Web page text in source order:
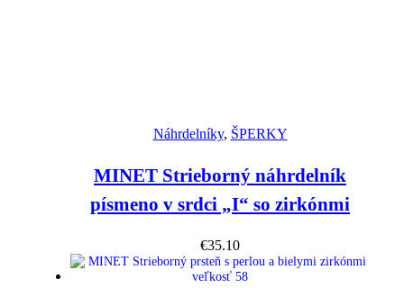
Náhrdelníky, ŠPERKY
MINET Strieborný náhrdelník
písmeno v srdci „I“ so zirkónmi
€35.10